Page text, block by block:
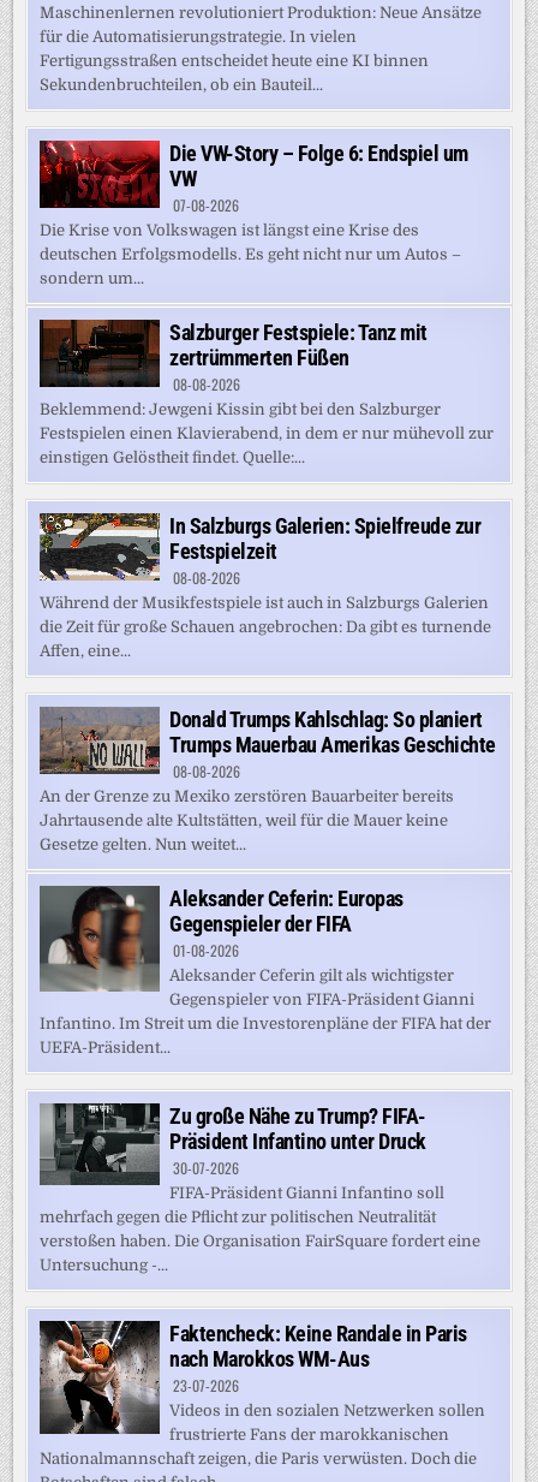
Maschinenlernen revolutioniert Produktion: Neue Ansätze
für die Automatisierungstrategie. In vielen
Fertigungsstraßen entscheidet heute eine KI binnen
Sekundenbruchteilen, ob ein Bauteil...
Die VW-Story – Folge 6: Endspiel um
VW
07-08-2026
Die Krise von Volkswagen ist längst eine Krise des
deutschen Erfolgsmodells. Es geht nicht nur um Autos –
sondern um...
Salzburger Festspiele: Tanz mit
zertrümmerten Füßen
08-08-2026
Beklemmend: Jewgeni Kissin gibt bei den Salzburger
Festspielen einen Klavierabend, in dem er nur mühevoll zur
einstigen Gelöstheit findet. Quelle:...
In Salzburgs Galerien: Spielfreude zur
Festspielzeit
08-08-2026
Während der Musikfestspiele ist auch in Salzburgs Galerien
die Zeit für große Schauen angebrochen: Da gibt es turnende
Affen, eine...
Donald Trumps Kahlschlag: So planiert
Trumps Mauerbau Amerikas Geschichte
08-08-2026
An der Grenze zu Mexiko zerstören Bauarbeiter bereits
Jahrtausende alte Kultstätten, weil für die Mauer keine
Gesetze gelten. Nun weitet...
Aleksander Ceferin: Europas
Gegenspieler der FIFA
01-08-2026
Aleksander Ceferin gilt als wichtigster
Gegenspieler von FIFA-Präsident Gianni
Infantino. Im Streit um die Investorenpläne der FIFA hat der
UEFA-Präsident...
Zu große Nähe zu Trump? FIFA-
Präsident Infantino unter Druck
30-07-2026
FIFA-Präsident Gianni Infantino soll
mehrfach gegen die Pflicht zur politischen Neutralität
verstoßen haben. Die Organisation FairSquare fordert eine
Untersuchung -...
Faktencheck: Keine Randale in Paris
nach Marokkos WM-Aus
23-07-2026
Videos in den sozialen Netzwerken sollen
frustrierte Fans der marokkanischen
Nationalmannschaft zeigen, die Paris verwüsten. Doch die